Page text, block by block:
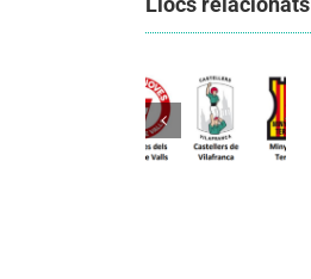
Els
Vilafranca
unieixen
tradició i
patrimoni
en un